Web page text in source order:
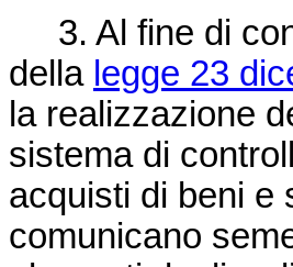
3. Al fine di
della legge 23
la realizzazione
sistema di
acquisti di beni e
comunicano